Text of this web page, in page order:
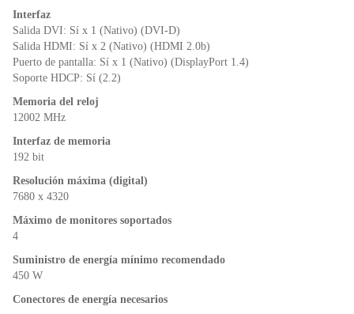
Interfaz
Salida DVI: Sí x 1 (Nativo) (DVI-D)
Salida HDMI: Sí x 2 (Nativo) (HDMI 2.0b)
Puerto de pantalla: Sí x 1 (Nativo) (DisplayPort 1.4)
Soporte HDCP: Sí (2.2)
Memoria del reloj
12002 MHz
Interfaz de memoria
192 bit
Resolución máxima (digital)
7680 x 4320
Máximo de monitores soportados
4
Suministro de energía mínimo recomendado
450 W
Conectores de energía necesarios